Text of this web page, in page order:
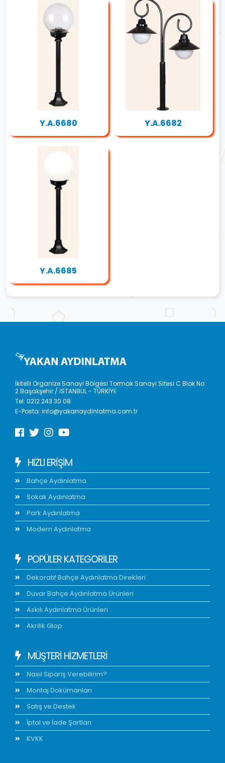
Y.A.6680 Y.A.6682
Y.A.6685
İkitelli Organize Sanayi Bölgesi Tormak Sanayi Sitesi C Blok No:
2 Başakşehir / İSTANBUL - TÜRKİYE
Tel:0212 243 30 08
E-Posta:info@yakanaydinlatma.com.tr
HIZLI ERIŞIM
Bahçe Aydınlatma
Sokak Aydınlatma
Park Aydınlatma
Modern Aydınlatma
POPÜLER KATEGORİLER
Dekoratif Bahçe Aydınlatma Direkleri
Duvar Bahçe Aydınlatma Ürünleri
Askılı Aydınlatma Ürünleri
Akrilik Glop
MÜŞTERİ HİZMETLERİ
Nasıl Sipariş Verebilirim?
Montaj Dokümanları
Satış ve Destek
İptal ve İade Şartları
KVKK